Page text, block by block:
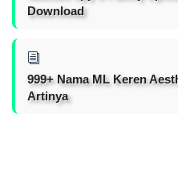
Download
999+ Nama ML Keren
Artinya